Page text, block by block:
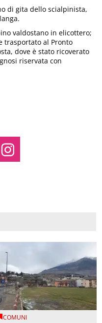
di gita dello scialpinista,
valdostano in elicottero;
trasportato al Pronto
dove è stato ricoverato
riservata con
COMUNI